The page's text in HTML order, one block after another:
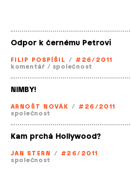
Odpor k černému Petrovi
FILIP POSPÍŠIL / #26/2011
komentář / společnost
NIMBY!
ARNOŠT NOVÁK / #26/2011
společnost
Kam prchá Hollywood?
JAN STERN / #26/2011
společnost